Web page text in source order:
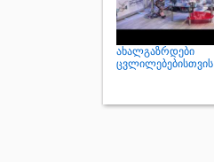
ახალგაზრდები
ცვლილებებისთვის